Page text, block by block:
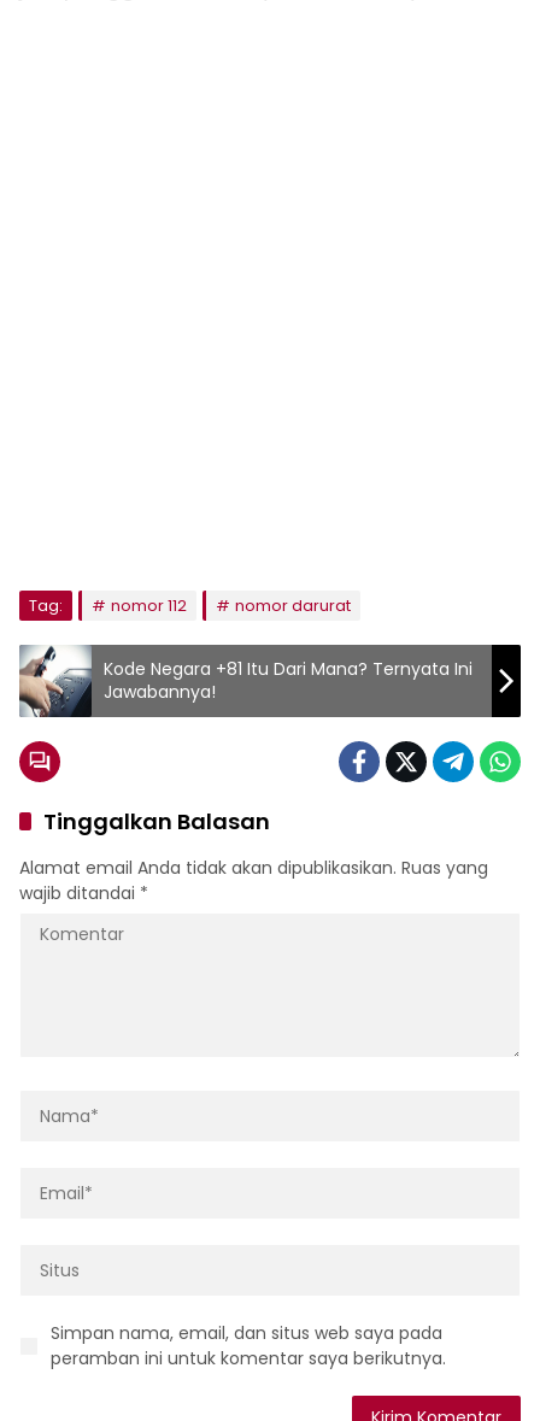
Tag: nomor 112 nomor darurat
Kode Negara +81 Itu Dari Mana? Ternyata Ini
Jawabannya!
Tinggalkan Balasan
Alamat email Anda tidak akan dipublikasikan. Ruas yang
wajib ditandai *
Simpan nama, email, dan situs web saya pada
peramban ini untuk komentar saya berikutnya.